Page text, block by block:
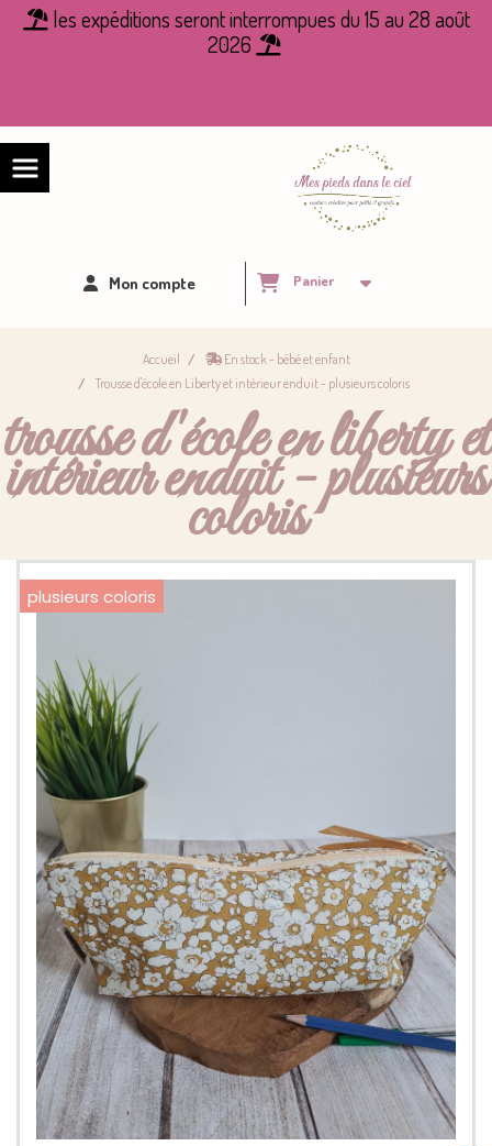
les expéditions seront interrompues du 15 au 28 août
2026 
Mon compte Panier
Accueil
En stock - bébé et enfant
Trousse d'école en Liberty et intérieur enduit - plusieurs coloris
trousse d'école en liberty et
intérieur enduit - plusieurs
coloris
plusieurs coloris
Panneau de gestion des cookies